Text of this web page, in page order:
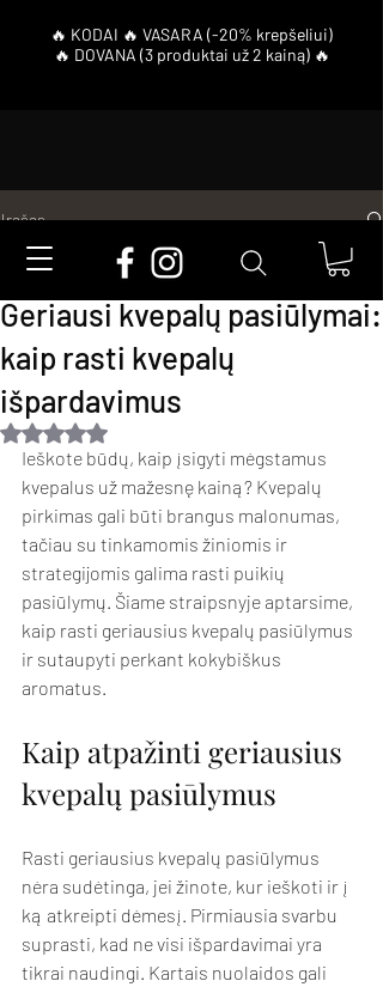
Įrašas
Geriausi kvepalų pasiūlymai:
kaip rasti kvepalų
išpardavimus
Rytis Gajauskas
3 min. skaitymo
Įvertinta NaN iš 5 žvaigždučių.
Ieškote būdų, kaip įsigyti mėgstamus
kvepalus už mažesnę kainą? Kvepalų
pirkimas gali būti brangus malonumas,
tačiau su tinkamomis žiniomis ir
strategijomis galima rasti puikių
pasiūlymų. Šiame straipsnyje aptarsime,
kaip rasti geriausius kvepalų pasiūlymus
ir sutaupyti perkant kokybiškus
aromatus.
Kaip atpažinti geriausius
kvepalų pasiūlymus
Rasti geriausius kvepalų pasiūlymus
nėra sudėtinga, jei žinote, kur ieškoti ir į
ką atkreipti dėmesį. Pirmiausia svarbu
suprasti, kad ne visi išpardavimai yra
tikrai naudingi. Kartais nuolaidos gali